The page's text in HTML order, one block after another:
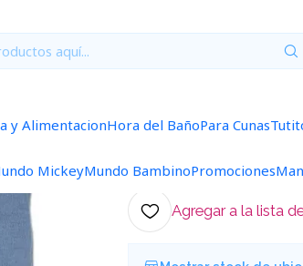
y AlimentacionHora del BañoPara Cunas
MickeyMundo BambinoPromociones
Celeste
5.0 1 reseña
Agregar a la lista